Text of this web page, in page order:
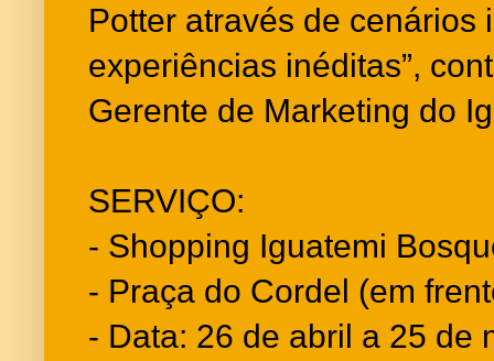
Potter através de cenários
experiências inéditas”,
Gerente de Marketing do
SERVIÇO:
- Shopping Iguatemi
- Praça do Cordel (em
- Data: 26 de abril a 25 de